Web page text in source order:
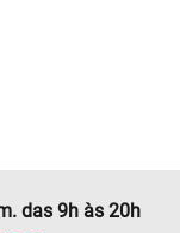
das 9h às 20h